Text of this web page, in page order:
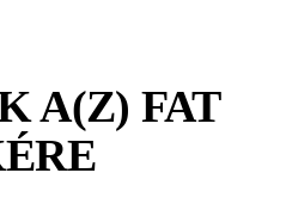
A(Z) FAT